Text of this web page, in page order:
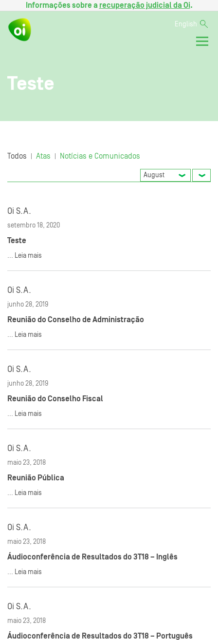
Informações sobre a recuperação judicial da Oi.
English
Teste
Todos Atas Notícias e Comunicados
Oi S.A.
setembro 18, 2020
Teste
... Leia mais
Oi S.A.
junho 28, 2019
Reunião do Conselho de Administração
... Leia mais
Oi S.A.
junho 28, 2019
Reunião do Conselho Fiscal
... Leia mais
Oi S.A.
maio 23, 2018
Reunião Pública
... Leia mais
Oi S.A.
maio 23, 2018
Áudioconferência de Resultados do 3T18 – Inglês
... Leia mais
Oi S.A.
maio 23, 2018
Áudioconferência de Resultados do 3T18 – Português